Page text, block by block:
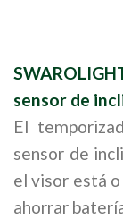
sensor de
El
sensor de
el visor está
ahorrar